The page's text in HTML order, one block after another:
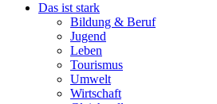
Das ist stark
Bildung & Beruf
Jugend
Leben
Tourismus
Umwelt
Wirtschaft